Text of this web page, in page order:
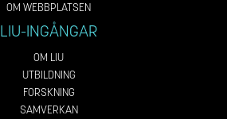
OM WEBBPLATSEN
LIU-INGÅNGAR
OM LIU
UTBILDNING
FORSKNING
SAMVERKAN